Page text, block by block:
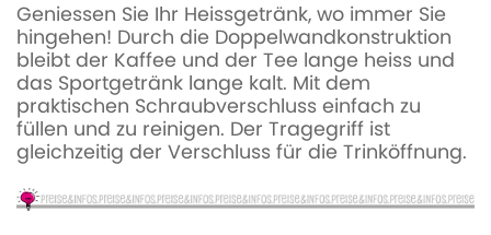
Geniessen Sie Ihr Heissgetränk, wo immer Sie
hingehen! Durch die Doppelwandkonstruktion
bleibt der Kaffee und der Tee lange heiss und
das Sportgetränk lange kalt. Mit dem
praktischen Schraubverschluss einfach zu
füllen und zu reinigen. Der Tragegriff ist
gleichzeitig der Verschluss für die Trinköffnung.